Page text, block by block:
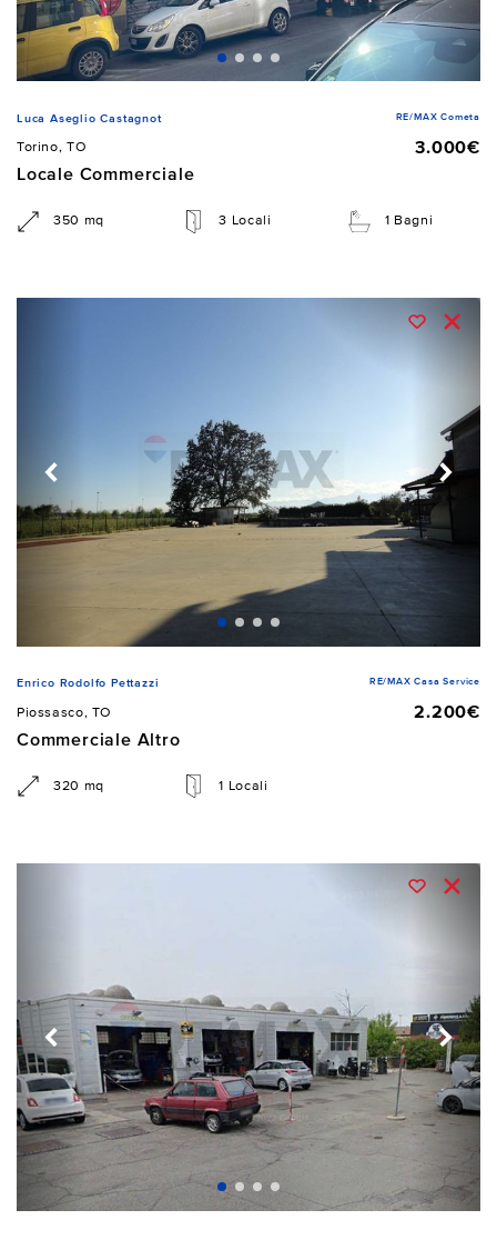
Luca Aseglio Castagnot RE/MAX Cometa
Torino, TO
3.000€
Locale Commerciale
350 mq 3 Locali 1 Bagni
Enrico Rodolfo Pettazzi RE/MAX Casa Service
Piossasco, TO
2.200€
Commerciale Altro
320 mq 1 Locali